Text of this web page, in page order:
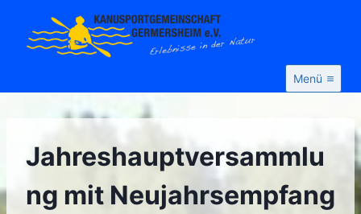
Inhalt
springen
Menü
Jahreshauptversammlu
ng mit Neujahrsempfang